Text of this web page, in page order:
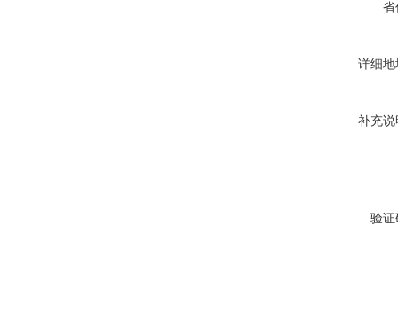
省
详细地
补充说
验证